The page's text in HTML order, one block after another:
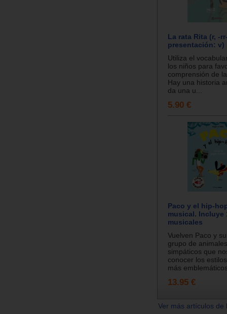
La rata Rita (r, -
presentación: v)
Utiliza el
los niños para
comprensión de
Hay una historia
da una u...
5.90 €
Paco y el hip-
musical. Incluye
musicales
Vuelven Paco y
grupo de
simpáticos que
conocer los
más
13.95 €
Ver más artículos